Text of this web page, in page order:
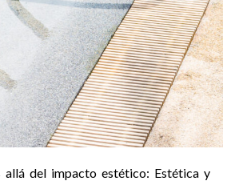
allá del impacto estético: Estética y